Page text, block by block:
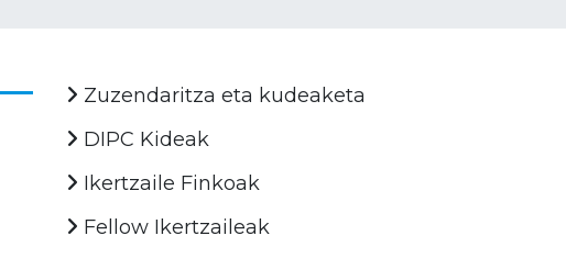
Zuzendaritza eta kudeaketa
DIPC Kideak
Ikertzaile Finkoak
Fellow Ikertzaileak